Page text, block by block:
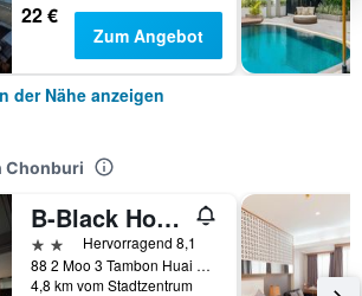
22 €
Zum Angebot
der Nähe anzeigen
Chonburi
B-Black Hotel Chonburi
2 SterneHervorragend 8,1
88 2 Moo 3 Tambon Huai Kapi Aumphor Moung, Chonburi, Thailand
4,8 km vom Stadtzentrum